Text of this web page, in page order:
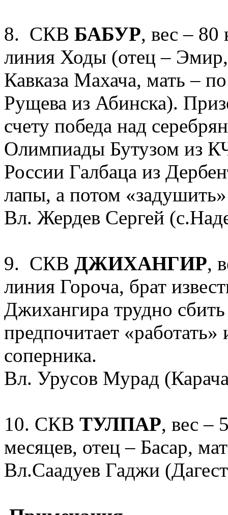
8. СКВ БАБУР, вес – 80
линия Ходы (отец –
Кавказа Махача, мать –
Рущева из Абинска).
счету победа над
Олимпиады Бутузом из
России Галбаца из
лапы, а потом
Вл. Жердев Сергей
9. СКВ ДЖИХАНГИР,
линия Гороча, брат
Джихангира трудно
предпочитает
соперника.
Вл. Урусов Мурад
10. СКВ ТУЛПАР, вес –
месяцев, отец – Басар,
Вл.Саадуев Гаджи